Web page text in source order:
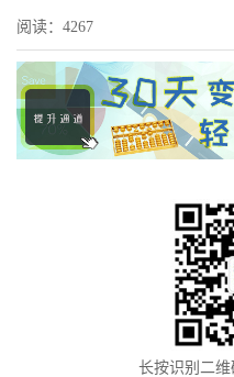
阅读：4267
长按识别二